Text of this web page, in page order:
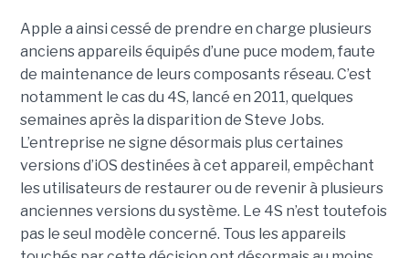
Apple a ainsi cessé de prendre en charge plusieurs
anciens appareils équipés d’une puce modem, faute
de maintenance de leurs composants réseau. C’est
notamment le cas du 4S, lancé en 2011, quelques
semaines après la disparition de Steve Jobs.
L’entreprise ne signe désormais plus certaines
versions d’iOS destinées à cet appareil, empêchant
les utilisateurs de restaurer ou de revenir à plusieurs
anciennes versions du système. Le 4S n’est toutefois
pas le seul modèle concerné. Tous les appareils